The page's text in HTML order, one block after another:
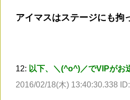
アイマスはステージにも拘
12: 以下、＼(^o^)／でVIPがお
2016/02/18(木) 13:40:30.338